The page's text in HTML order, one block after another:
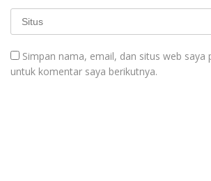
Simpan nama, email, dan situs web saya
untuk komentar saya berikutnya.